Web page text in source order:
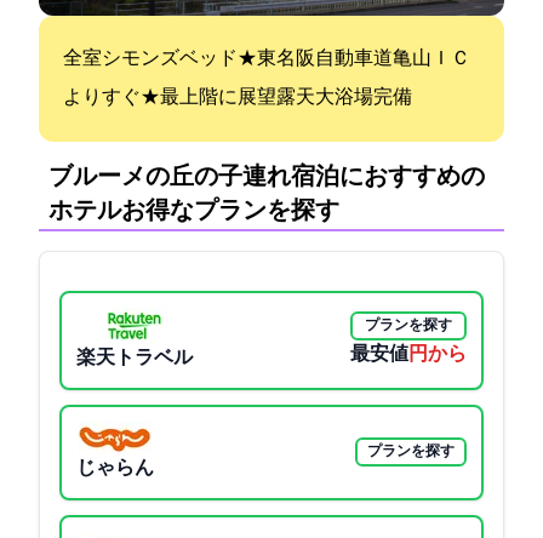
全室シモンズベッド★東名阪自動車道亀山ＩＣ
よりすぐ★最上階に展望露天大浴場完備
ブルーメの丘の子連れ宿泊におすすめの
ホテル:お得なプランを探す
楽天トラベル
プランを探す
最安値2376円から
じゃらん
プランを探す